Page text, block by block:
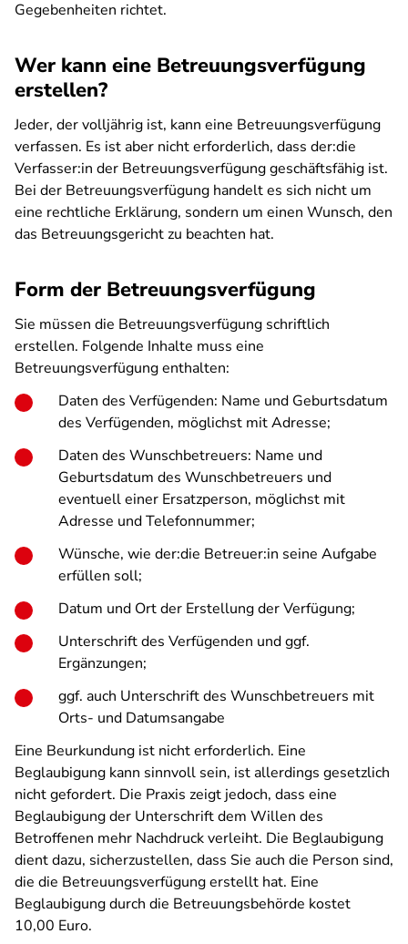
Gegebenheiten richtet.
Wer kann eine Betreuungsverfügung
erstellen?
Jeder, der volljährig ist, kann eine Betreuungsverfügung
verfassen. Es ist aber nicht erforderlich, dass der:die
Verfasser:in der Betreuungsverfügung geschäftsfähig ist.
Bei der Betreuungsverfügung handelt es sich nicht um
eine rechtliche Erklärung, sondern um einen Wunsch, den
das Betreuungsgericht zu beachten hat.
Form der Betreuungsverfügung
Sie müssen die Betreuungsverfügung schriftlich
erstellen. Folgende Inhalte muss eine
Betreuungsverfügung enthalten:
Daten des Verfügenden: Name und Geburtsdatum
des Verfügenden, möglichst mit Adresse;
Daten des Wunschbetreuers: Name und
Geburtsdatum des Wunschbetreuers und
eventuell einer Ersatzperson, möglichst mit
Adresse und Telefonnummer;
Wünsche, wie der:die Betreuer:in seine Aufgabe
erfüllen soll;
Datum und Ort der Erstellung der Verfügung;
Unterschrift des Verfügenden und ggf.
Ergänzungen;
ggf. auch Unterschrift des Wunschbetreuers mit
Orts- und Datumsangabe
Eine Beurkundung ist nicht erforderlich. Eine
Beglaubigung kann sinnvoll sein, ist allerdings gesetzlich
nicht gefordert. Die Praxis zeigt jedoch, dass eine
Beglaubigung der Unterschrift dem Willen des
Betroffenen mehr Nachdruck verleiht. Die Beglaubigung
dient dazu, sicherzustellen, dass Sie auch die Person sind,
die die Betreuungsverfügung erstellt hat. Eine
Beglaubigung durch die Betreuungsbehörde kostet
10,00 Euro.